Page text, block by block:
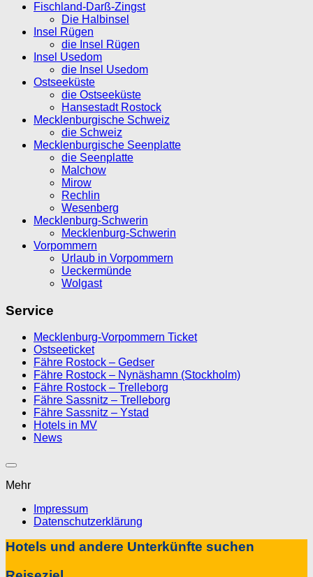
Fischland-Darß-Zingst
Die Halbinsel
Insel Rügen
die Insel Rügen
Insel Usedom
die Insel Usedom
Ostseeküste
die Ostseeküste
Hansestadt Rostock
Mecklenburgische Schweiz
die Schweiz
Mecklenburgische Seenplatte
die Seenplatte
Malchow
Mirow
Rechlin
Wesenberg
Mecklenburg-Schwerin
Mecklenburg-Schwerin
Vorpommern
Urlaub in Vorpommern
Ueckermünde
Wolgast
Service
Mecklenburg-Vorpommern Ticket
Ostseeticket
Fähre Rostock – Gedser
Fähre Rostock – Nynäshamn (Stockholm)
Fähre Rostock – Trelleborg
Fähre Sassnitz – Trelleborg
Fähre Sassnitz – Ystad
Hotels in MV
News
Mehr
Impressum
Datenschutzerklärung
Hotels und andere Unterkünfte suchen